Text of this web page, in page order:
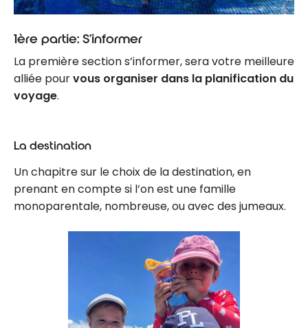
1ère partie: S’informer
La première section s’informer, sera votre meilleure
alliée pourvous organiser dans la planification du
voyage.
La destination
Un chapitre sur le choix de la destination, en
prenant en compte si l’on est une famille
monoparentale, nombreuse, ou avec des jumeaux.